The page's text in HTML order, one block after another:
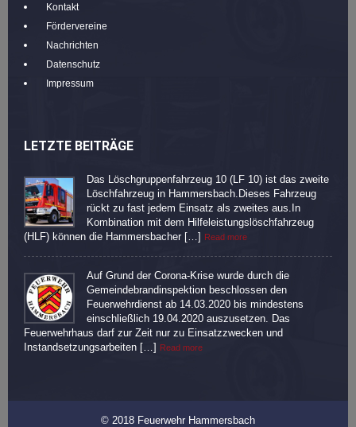
Kontakt
Fördervereine
Nachrichten
Datenschutz
Impressum
LETZTE BEITRÄGE
Das Löschgruppenfahrzeug 10 (LF 10) ist das zweite
Löschfahrzeug in Hammersbach.Dieses Fahrzeug
rückt zu fast jedem Einsatz als zweites aus.In
Kombination mit dem Hilfeleistungslöschfahrzeug
(HLF) können die Hammersbacher […] Read more
Auf Grund der Corona-Krise wurde durch die
Gemeindebrandinspektion beschlossen den
Feuerwehrdienst ab 14.03.2020 bis mindestens
einschließlich 19.04.2020 auszusetzen. Das
Feuerwehrhaus darf zur Zeit nur zu Einsatzzwecken und
Instandsetzungsarbeiten […] Read more
© 2018 Feuerwehr Hammersbach